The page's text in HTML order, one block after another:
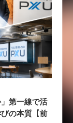
第一線で活
の本質【前